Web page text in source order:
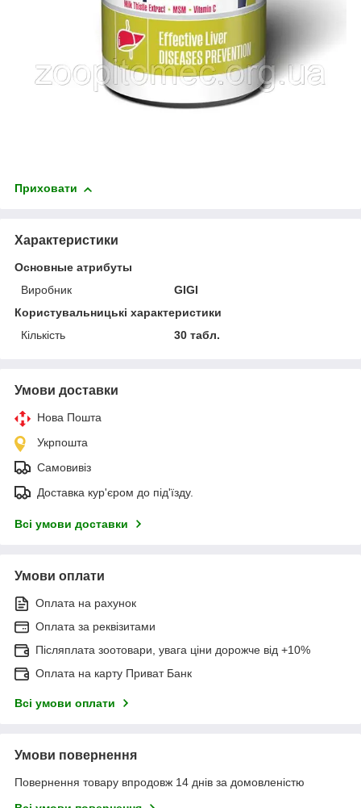
Приховати
Характеристики
Основные атрибуты
Виробник
GIGI
Користувальницькі характеристики
Кількість
30 табл.
Умови доставки
Нова Пошта
Укрпошта
Самовивіз
Доставка кур'єром до під'їзду.
Всі умови доставки
Умови оплати
Оплата на рахунок
Оплата за реквізитами
Післяплата зоотовари, увага ціни дорожче від +10%
Оплата на карту Приват Банк
Всі умови оплати
Умови повернення
Повернення товару впродовж 14 днів за домовленістю